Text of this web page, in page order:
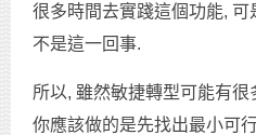
很多時間去實踐這個功能,
不是這一回事.
所以, 雖然敏捷轉型可能有
你應該做的是先找出最小可